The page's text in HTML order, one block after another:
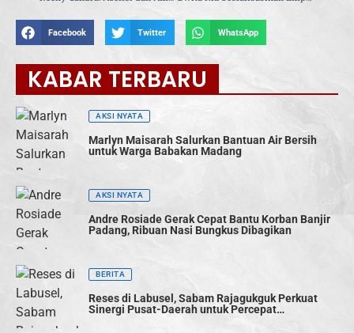
Facebook Twitter WhatsApp
KABAR TERBARU
AKSI NYATA
Marlyn Maisarah Salurkan Bantuan Air Bersih
untuk Warga Babakan Madang
AKSI NYATA
Andre Rosiade Gerak Cepat Bantu Korban Banjir
Padang, Ribuan Nasi Bungkus Dibagikan
BERITA
Reses di Labusel, Sabam Rajagukguk Perkuat
Sinergi Pusat-Daerah untuk Percepat